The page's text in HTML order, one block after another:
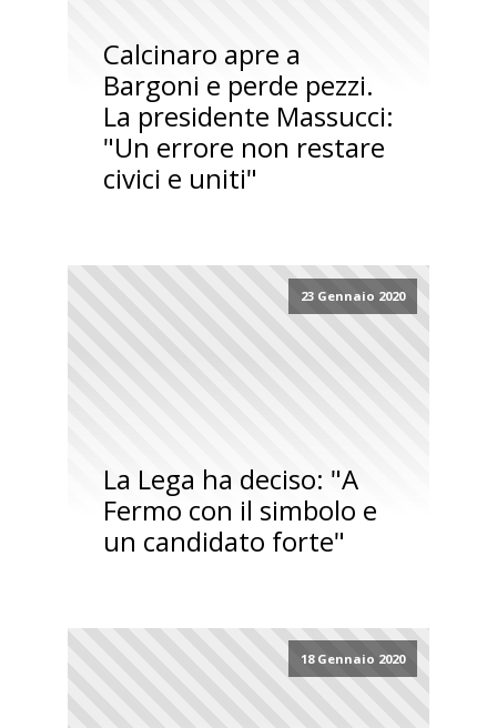
Calcinaro apre a
Bargoni e perde pezzi.
La presidente Massucci:
"Un errore non restare
civici e uniti"
23 Gennaio 2020
La Lega ha deciso: "A
Fermo con il simbolo e
un candidato forte"
18 Gennaio 2020